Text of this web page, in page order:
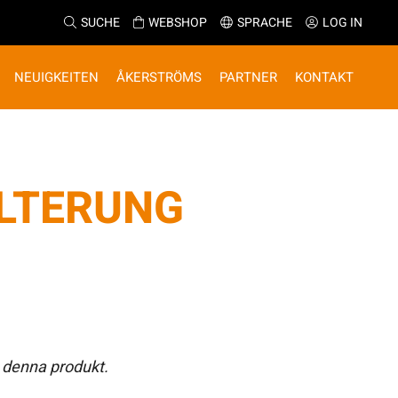
SUCHE WEBSHOP SPRACHE LOG IN
NEUIGKEITEN ÅKERSTRÖMS PARTNER KONTAKT
produkt.